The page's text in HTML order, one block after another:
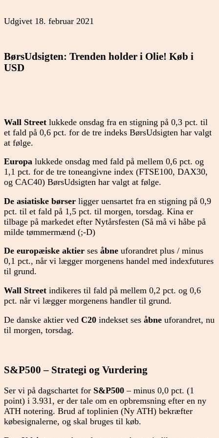
Udgivet 18. februar 2021
BørsUdsigten: Trenden holder i Olie! Køb i
USD
Wall Street lukkede onsdag fra en stigning på 0,3 pct. til
et fald på 0,6 pct. for de tre indeks BørsUdsigten har valgt
at følge.
Europa lukkede onsdag med fald på mellem 0,6 pct. og
1,1 pct. for de tre toneangivne index (FTSE100, DAX30,
og CAC40) BørsUdsigten har valgt at følge.
De asiatiske børser ligger uensartet fra en stigning på 0,9
pct. til et fald på 1,5 pct. til morgen, torsdag. Kina er
tilbage på markedet efter Nytårsfesten (Så må vi håbe på
milde tømmermænd (;-D)
De europæiske aktier ses åbne uforandret plus / minus
0,1 pct., når vi lægger morgenens handel med indexfutures
til grund.
Wall Street indikeres til fald på mellem 0,2 pct. og 0,6
pct. når vi lægger morgenens handler til grund.
De danske aktier ved C20 indekset ses åbne uforandret, nu
til morgen, torsdag.
S&P500 – Strategi og Vurdering
Ser vi på dagschartet for S&P500 – minus 0,0 pct. (1
point) i 3.931, er der tale om en opbremsning efter en ny
ATH notering. Brud af toplinien (Ny ATH) bekræfter
købesignalerne, og skal bruges til køb.